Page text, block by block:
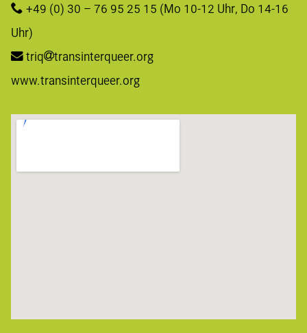
+49 (0) 30 – 76 95 25 15 (Mo 10-12 Uhr, Do 14-16
Uhr)
triq
transinterqueer.org
www.transinterqueer.org